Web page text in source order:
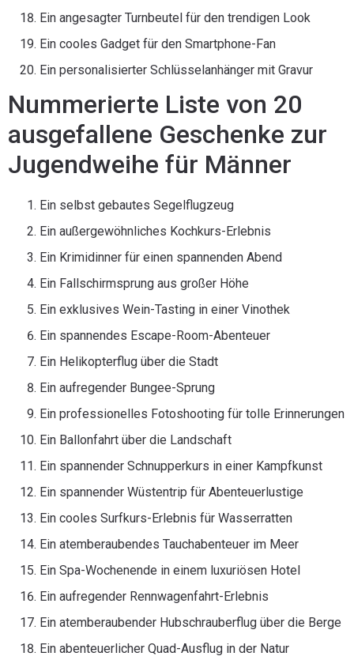
Ein angesagter Turnbeutel für den trendigen Look
Ein cooles Gadget für den Smartphone-Fan
Ein personalisierter Schlüsselanhänger mit Gravur
Nummerierte Liste von 20
ausgefallene Geschenke zur
Jugendweihe für Männer
Ein selbst gebautes Segelflugzeug
Ein außergewöhnliches Kochkurs-Erlebnis
Ein Krimidinner für einen spannenden Abend
Ein Fallschirmsprung aus großer Höhe
Ein exklusives Wein-Tasting in einer Vinothek
Ein spannendes Escape-Room-Abenteuer
Ein Helikopterflug über die Stadt
Ein aufregender Bungee-Sprung
Ein professionelles Fotoshooting für tolle Erinnerungen
Ein Ballonfahrt über die Landschaft
Ein spannender Schnupperkurs in einer Kampfkunst
Ein spannender Wüstentrip für Abenteuerlustige
Ein cooles Surfkurs-Erlebnis für Wasserratten
Ein atemberaubendes Tauchabenteuer im Meer
Ein Spa-Wochenende in einem luxuriösen Hotel
Ein aufregender Rennwagenfahrt-Erlebnis
Ein atemberaubender Hubschrauberflug über die Berge
Ein abenteuerlicher Quad-Ausflug in der Natur